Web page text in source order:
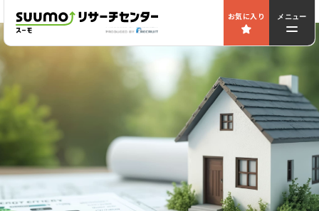
お気に入り メニュー